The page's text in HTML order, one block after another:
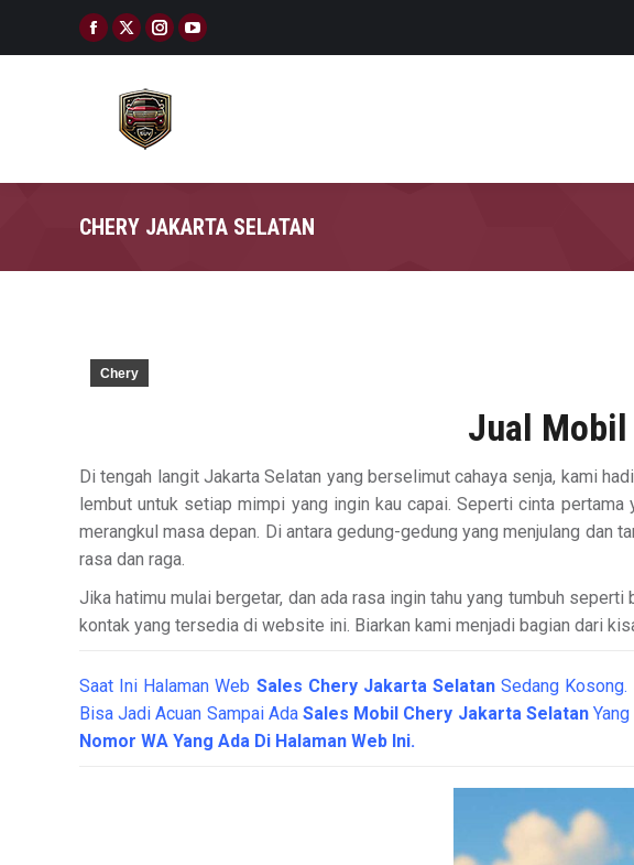
Facebook
opens
window
X
opens
in
new
window
Instagram
opens
in
window
YouTube
window
CHERY JAKARTA SELATAN
Chery
Jual Mobil
Di tengah langit Jakarta Selatan yang berselimut cahaya senja, kami
lembut untuk setiap mimpi yang ingin kau capai. Seperti cinta
merangkul masa depan. Di antara gedung-gedung yang menjulang dan
rasa dan raga.
Jika hatimu mulai bergetar, dan ada rasa ingin tahu yang tumbuh
kontak yang tersedia di website ini. Biarkan kami menjadi bagian dari
Saat Ini Halaman Web Sales Chery Jakarta SelatanSedang
Bisa Jadi Acuan Sampai AdaSales Mobil Chery Jakarta Selatan
Nomor WA Yang Ada Di Halaman Web Ini.